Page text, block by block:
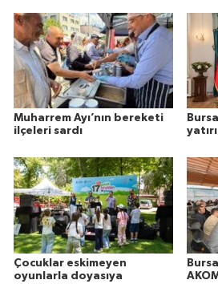
Muharrem Ayı’nın bereketi
ilçeleri sardı
Çocuklar eskimeyen
oyunlarla doyasıya